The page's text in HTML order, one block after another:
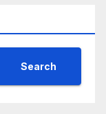
Search